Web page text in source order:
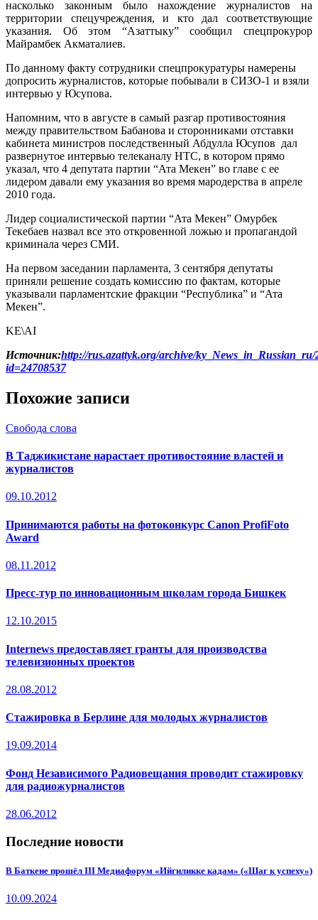
насколько законным было нахождение журналистов на
территории спецучреждения, и кто дал соответствующие
указания. Об этом “Азаттыку” сообщил спецпрокурор
Майрамбек Акматалиев.
По данному факту сотрудники спецпрокуратуры намерены
допросить журналистов, которые побывали в СИЗО-1 и взяли
интервью у Юсупова.
Напомним, что в августе в самый разгар противостояния
между правительством Бабанова и сторонниками отставки
кабинета министров последственный Абдулла Юсупов дал
развернутое интервью телеканалу НТС, в котором прямо
указал, что 4 депутата партии “Ата Мекен” во главе с ее
лидером давали ему указания во время мародерства в апреле
2010 года.
Лидер социалистической партии “Ата Мекен” Омурбек
Текебаев назвал все это откровенной ложью и пропагандой
криминала через СМИ.
На первом заседании парламента, 3 сентября депутаты
приняли решение создать комиссию по фактам, которые
указывали парламентские фракции “Республика” и “Ата
Мекен”.
KE\AI
Источник:http://rus.azattyk.org/archive/
id=24708537
Похожие записи
Свобода слова
В Таджикистане нарастает противостояние властей и
журналистов
09.10.2012
Принимаются работы на фотоконкурс Canon ProfiFoto
Award
08.11.2012
Пресс-тур по инновационным школам города Бишкек
12.10.2015
Internews предоставляет гранты для производства
телевизионных проектов
28.08.2012
Стажировка в Берлине для молодых журналистов
19.09.2014
Фонд Независимого Радиовещания проводит стажировку
для радиожурналистов
28.06.2012
Последние новости
В Баткене прошёл III Медиафорум «Ийгиликке кадам» («Шаг к успеху»)
10.09.2024